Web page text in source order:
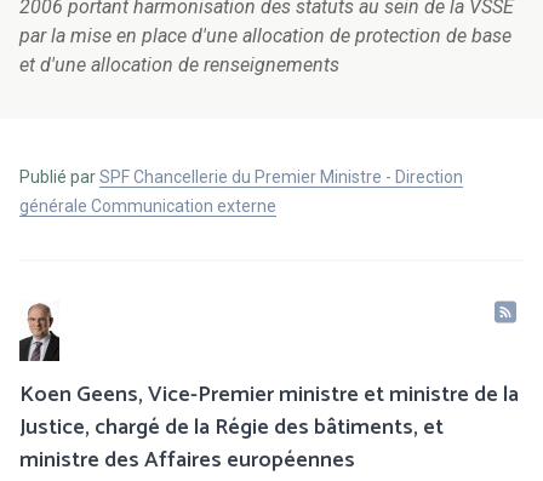
2006 portant harmonisation des statuts au sein de la VSSE
par la mise en place d'une allocation de protection de base
et d'une allocation de renseignements
Publié parSPF Chancellerie du Premier Ministre - Direction
générale Communication externe
Koen Geens, Vice-Premier ministre et ministre de la
Justice, chargé de la Régie des bâtiments, et
ministre des Affaires européennes